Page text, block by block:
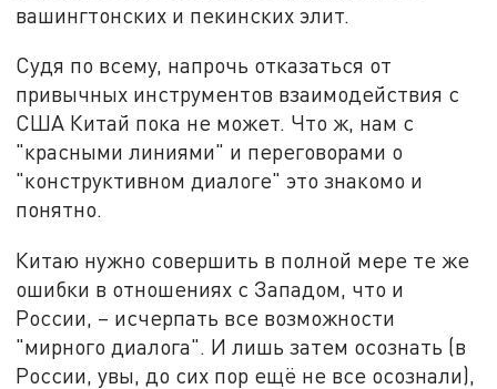
вашингтонских и пекинских элит.
Судя по всему, напрочь отказаться от
привычных инструментов взаимодействия с
США Китай пока не может. Что ж, нам с
"красными линиями" и переговорами о
"конструктивном диалоге" это знакомо и
понятно.
Китаю нужно совершить в полной мере те же
ошибки в отношениях с Западом, что и
России, – исчерпать все возможности
"мирного диалога". И лишь затем осознать (в
России, увы, до сих пор ещё не все осознали),